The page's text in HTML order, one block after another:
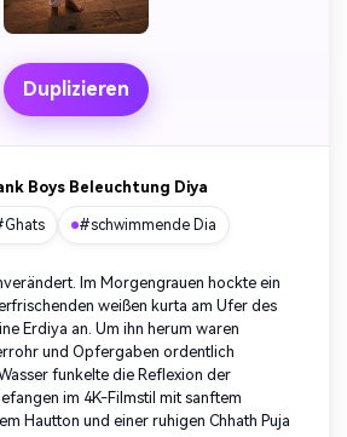
Duplizieren
Boys Beleuchtung Diya
#schwimmende Dia
Im Morgengrauen hockte ein
weißen kurta am Ufer des
Erdiya an. Um ihn herum waren
und Opfergaben ordentlich
funkelte die Reflexion der
im 4K-Filmstil mit sanftem
Hautton und einer ruhigen Chhath Puja